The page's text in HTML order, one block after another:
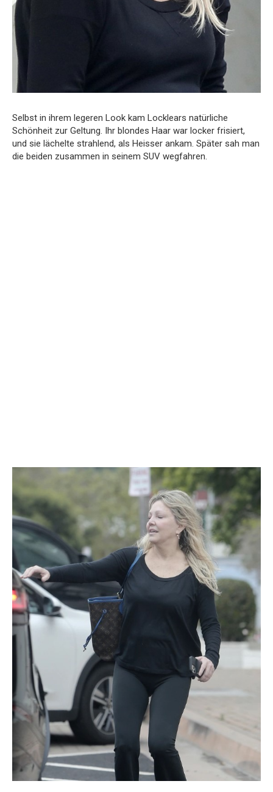
Selbst in ihrem legeren Look kam Locklears natürliche
Schönheit zur Geltung. Ihr blondes Haar war locker frisiert,
und sie lächelte strahlend, als Heisser ankam. Später sah man
die beiden zusammen in seinem SUV wegfahren.